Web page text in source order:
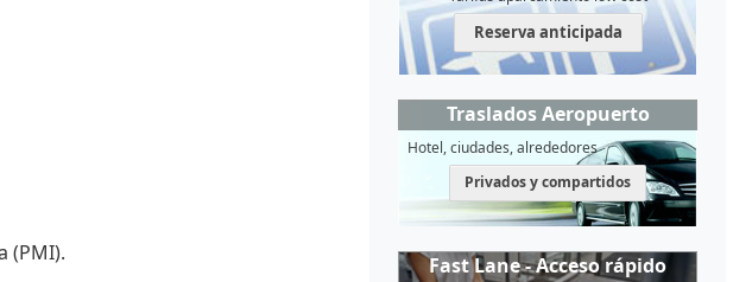
(PMI).
Reserva anticipada
Traslados Aeropuerto
Hotel, ciudades, alrededores
Privados y compartidos
Fast Lane - Acceso rápido